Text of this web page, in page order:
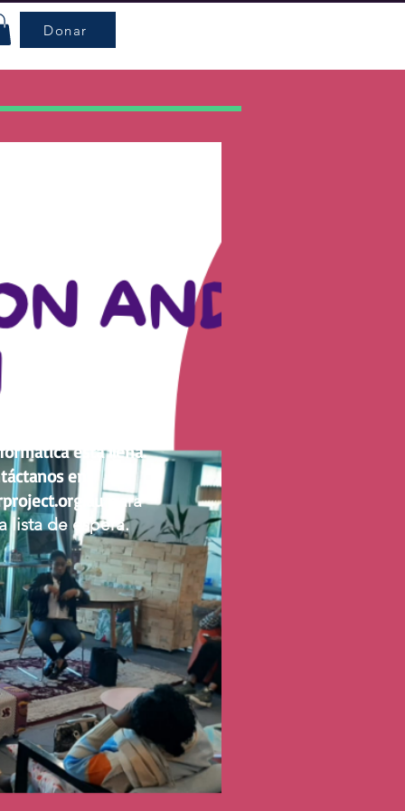
Donar
está llena.
en
para
lista de espera.